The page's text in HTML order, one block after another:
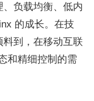
负载均衡、低内
的成长。在技
到，在移动互联
和精细控制的需